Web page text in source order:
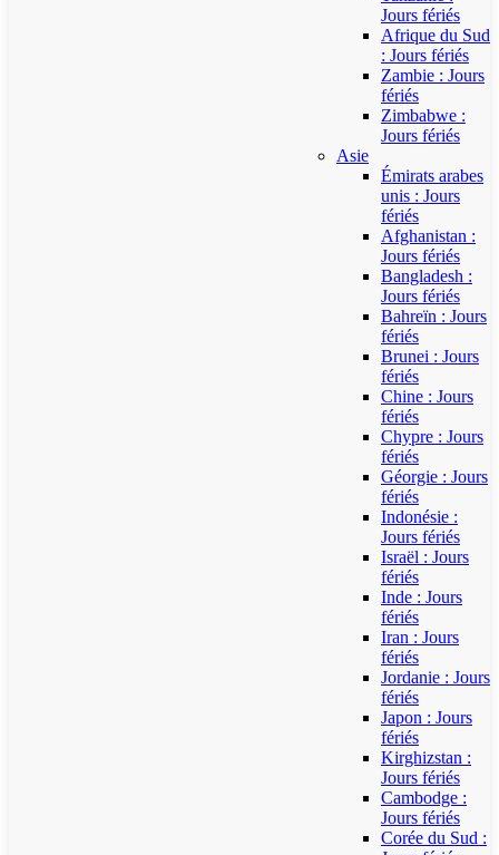
Jours fériés
Afrique du Sud
: Jours fériés
Zambie : Jours
fériés
Zimbabwe :
Jours fériés
Asie
Émirats arabes
unis : Jours
fériés
Afghanistan :
Jours fériés
Bangladesh :
Jours fériés
Bahreïn : Jours
fériés
Brunei : Jours
fériés
Chine : Jours
fériés
Chypre : Jours
fériés
Géorgie : Jours
fériés
Indonésie :
Jours fériés
Israël : Jours
fériés
Inde : Jours
fériés
Iran : Jours
fériés
Jordanie : Jours
fériés
Japon : Jours
fériés
Kirghizstan :
Jours fériés
Cambodge :
Jours fériés
Corée du Sud :